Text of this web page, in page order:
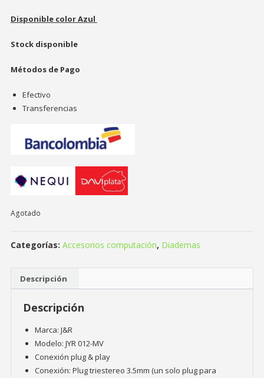
Disponible color Azul
Stock disponible
Métodos de Pago
Efectivo
Transferencias
Agotado
Categorías: Accesorios computación, Diademas
Descripción
Descripción
Marca: J&R
Modelo: JYR 012-MV
Conexión plug & play
Conexión: Plug triestereo 3.5mm (un solo plug para